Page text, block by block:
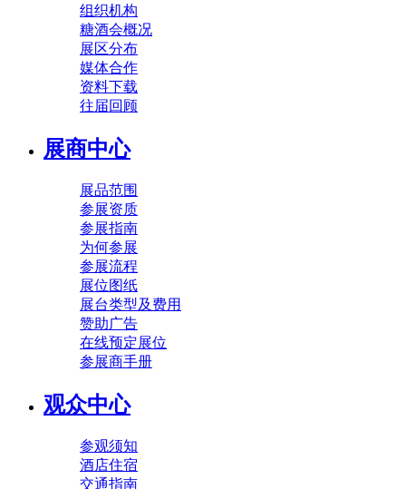
组织机构
糖酒会概况
展区分布
媒体合作
资料下载
往届回顾
展商中心
展品范围
参展资质
参展指南
为何参展
参展流程
展位图纸
展台类型及费用
赞助广告
在线预定展位
参展商手册
观众中心
参观须知
酒店住宿
交通指南